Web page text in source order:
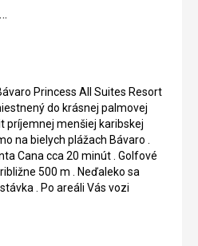
Princess All Suites Resort
do krásnej palmovej
príjemnej menšiej karibskej
na bielych plážach Bávaro .
Cana cca 20 minút . Golfové
500 m . Neďaleko sa
. Po areáli Vás vozi
Požičovňa bicyklov